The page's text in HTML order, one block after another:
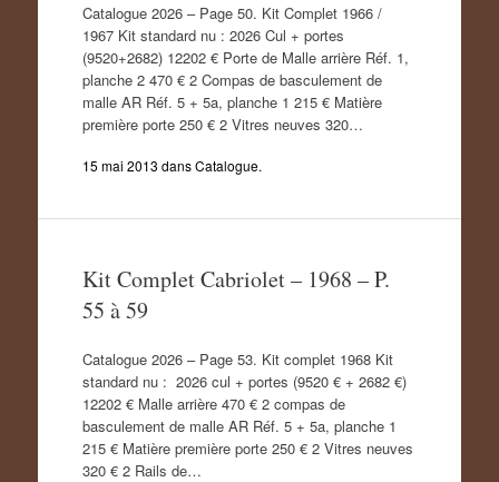
Catalogue 2026 – Page 50. Kit Complet 1966 /
1967 Kit standard nu : 2026 Cul + portes
(9520+2682) 12202 € Porte de Malle arrière Réf. 1,
planche 2 470 € 2 Compas de basculement de
malle AR Réf. 5 + 5a, planche 1 215 € Matière
première porte 250 € 2 Vitres neuves 320…
15 mai 2013 dansCatalogue.
Kit Complet Cabriolet – 1968 – P.
55 à 59
Catalogue 2026 – Page 53. Kit complet 1968 Kit
standard nu : 2026 cul + portes (9520 € + 2682 €)
12202 € Malle arrière 470 € 2 compas de
basculement de malle AR Réf. 5 + 5a, planche 1
215 € Matière première porte 250 € 2 Vitres neuves
320 € 2 Rails de…